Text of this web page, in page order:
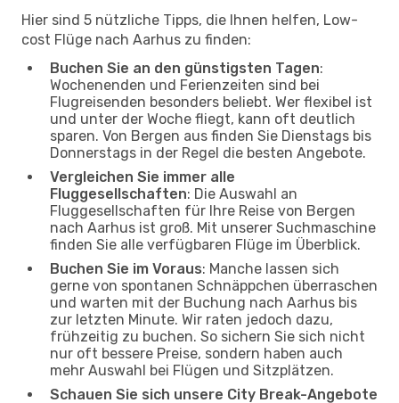
Hier sind 5 nützliche Tipps, die Ihnen helfen, Low-
cost Flüge nach Aarhus zu finden:
Buchen Sie an den günstigsten Tagen:
Wochenenden und Ferienzeiten sind bei
Flugreisenden besonders beliebt. Wer flexibel ist
und unter der Woche fliegt, kann oft deutlich
sparen. Von Bergen aus finden Sie Dienstags bis
Donnerstags in der Regel die besten Angebote.
Vergleichen Sie immer alle
Fluggesellschaften: Die Auswahl an
Fluggesellschaften für Ihre Reise von Bergen
nach Aarhus ist groß. Mit unserer Suchmaschine
finden Sie alle verfügbaren Flüge im Überblick.
Buchen Sie im Voraus: Manche lassen sich
gerne von spontanen Schnäppchen überraschen
und warten mit der Buchung nach Aarhus bis
zur letzten Minute. Wir raten jedoch dazu,
frühzeitig zu buchen. So sichern Sie sich nicht
nur oft bessere Preise, sondern haben auch
mehr Auswahl bei Flügen und Sitzplätzen.
Schauen Sie sich unsere City Break-Angebote